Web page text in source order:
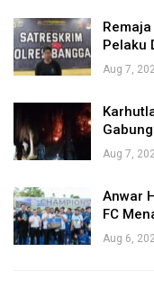
Pelaku
Aug 7,
Aug 7,
Anwar
FC
Aug 6,